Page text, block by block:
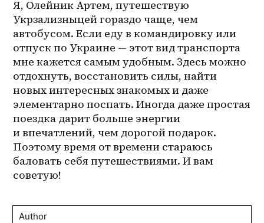
Я, Олейник Артем, путешествую
Укрзализныцей гораздо чаще, чем
автобусом. Если еду в командировку или
отпуск по Украине — этот вид транспорта
мне кажется самым удобным. Здесь можно
отдохнуть, восстановить силы, найти
новых интересных знакомых и даже
элементарно поспать. Иногда даже простая
поездка дарит больше энергии
и впечатлений, чем дорогой подарок.
Поэтому время от времени стараюсь
баловать себя путешествиями. И вам
советую!
Author